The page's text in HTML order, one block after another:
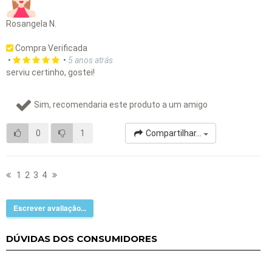
Rosangela N.
Compra Verificada
•
• 5 anos atrás
serviu certinho, gostei!
Sim, recomendaria este produto a um amigo
0 1 Compartilhar...
1 2 3 4
Escrever avaliação...
DÚVIDAS DOS CONSUMIDORES